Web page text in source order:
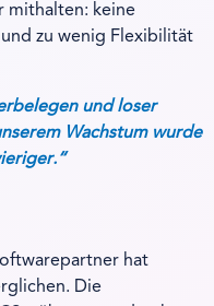
mithalten: keine
zu wenig Flexibilität
und loser
Wachstum wurde
hat
Die